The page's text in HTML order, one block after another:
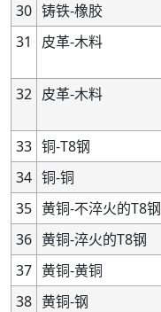
30 铸铁-橡胶
31
皮革-木料
32 皮革-木料
33 铜-T8钢
34 铜-铜
35 黄铜-不淬火的T8钢
36 黄铜-淬火的T8钢
37 黄铜-黄铜
38 黄铜-钢